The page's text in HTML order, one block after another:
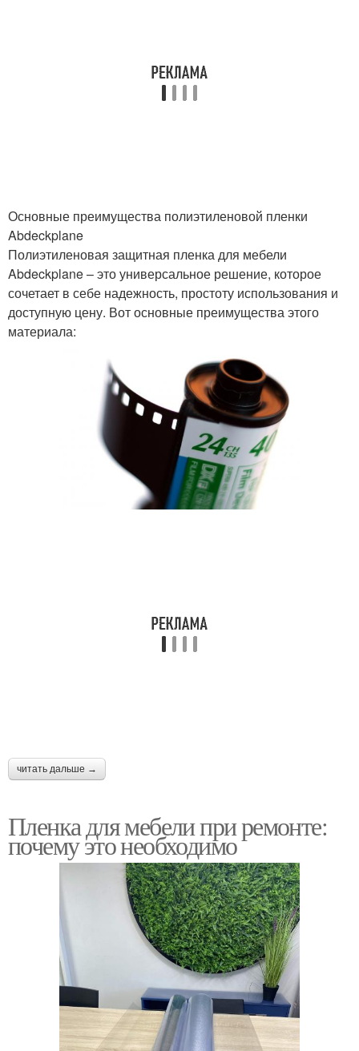
Черная пленка
Пленка для
мульчирования
Пленка от сорняков Пленка для ремонта
Пленка при ремонте
Разница между
меламиновой пленкой
Основные преимущества полиэтиленовой пленки
Abdeckplane
Полиэтиленовая защитная пленка для мебели
Abdeckplane – это универсальное решение, которое
сочетает в себе надежность, простоту использования и
доступную цену. Вот основные преимущества этого
материала:
читать дальше →
Пленка для мебели при ремонте:
почему это необходимо